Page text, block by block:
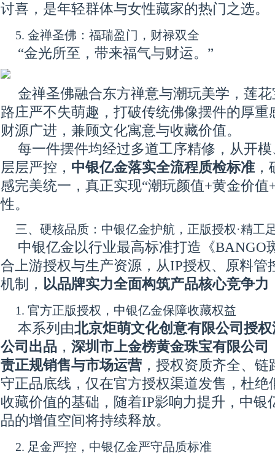
讨喜，是年轻群体与女性藏家的热门之选。
5. 金禅圣佛：福瑞盈门，财禄双全
“金光所至，带来福气与财运。”
金禅圣佛融合东方禅意与潮玩美学，莲
路庄严不失萌趣，打破传统佛像摆件的厚重
财源广进，兼顾文化寓意与收藏价值。
每一件摆件均经过多道工序精修，从开
层层严控， 中银亿金落实全流程质检标准
感完美统一，真正实现“潮玩颜值+黄金价值
性。
三、硬核品质：中银亿金护航，正版授权·精工
中银亿金以行业最高标准打造《BANGO
合上游授权与生产资源，从IP授权、原料管
机制， 以品牌实力全面构筑产品核心竞争力
1. 官方正版授权，中银亿金保障收藏权益
本系列由北京炬萌文化创意有限公司授
公司出品 ， 深圳市上金榜黄金珠宝有限公司
责正规销售与市场运营 ，授权资质齐全、
守正品底线，仅在官方授权渠道发售，杜绝
收藏价值的基础，随着IP影响力提升，中银
品的增值空间将持续释放。
2. 足金严控，中银亿金严守品质标准